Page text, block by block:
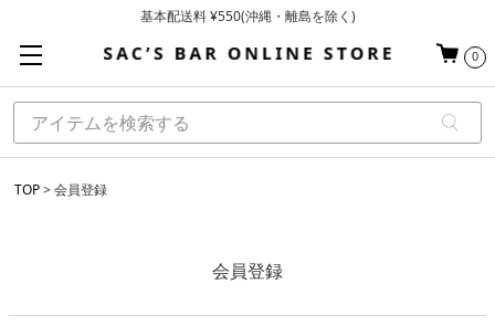
基本配送料 ¥550(沖縄・離島を除く)
お買い上げ合計¥3,980以上で送料無料
0
TOP 会員登録
会員登録